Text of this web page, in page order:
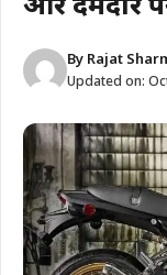
और दमदार
By Rajat
Updated on: